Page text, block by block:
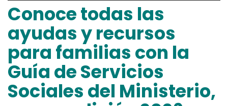
Conoce todas las
ayudas y recursos
para familias con la
Guía de Servicios
Sociales del Ministerio,